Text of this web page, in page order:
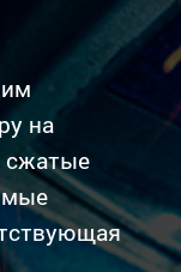
на
сжатые